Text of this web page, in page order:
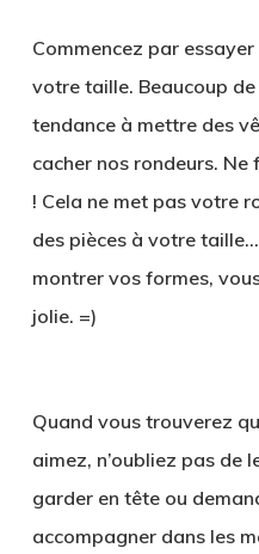
Commencez par
votre taille. Beaucoup
tendance à mettre des
cacher nos rondeurs.
! Cela ne met pas votre
des pièces à votre
montrer vos formes,
jolie. =)
Quand vous trouverez
aimez, n’oubliez pas de
garder en tête ou
accompagner dans les